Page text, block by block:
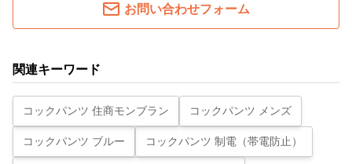
お問い合わせフォーム
関連キーワード
コックパンツ 住商モンブラン コックパンツ メンズ
コックパンツ ブルー コックパンツ 制電（帯電防止）